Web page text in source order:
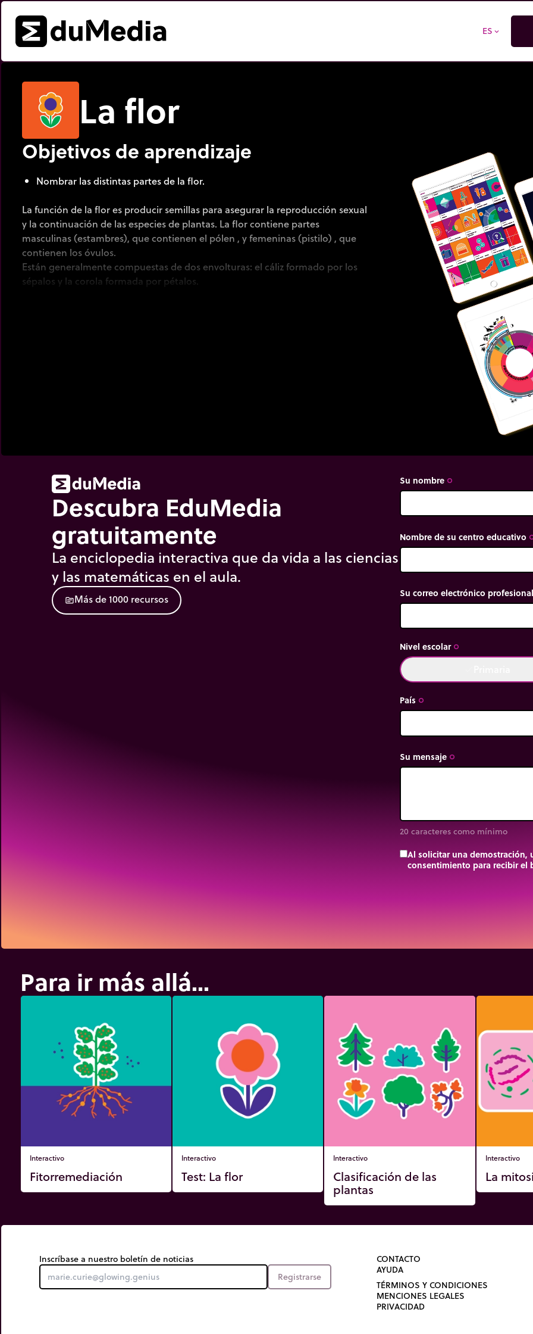
ES expand_more
La flor
Objetivos de aprendizaje
Nombrar las distintas partes de la flor.
La función de la flor es producir semillas para asegurar la reproducción sexual
y la continuación de las especies de plantas. La flor contiene partes
masculinas (estambres), que contienen el pólen , y femeninas (pistilo) , que
contienen los óvulos.
Están generalmente compuestas de dos envolturas: el cáliz formado por los
sépalos y la corola formada por pétalos.
Descubra EduMedia
gratuitamente
La enciclopedia interactiva que da vida a las ciencias
y las matemáticas en el aula.
sourceMásde1000 recursos
Su nombre trip_origin
Nombre de su centro educativo
Su correo electrónico profesional
Nivel escolar trip_origin
País trip_origin
Su mensaje trip_origin
20 caracteres como mínimo
Al solicitar una demostración,
consentimiento para recibir el
Para ir más allá...
Interactivo
Fitorremediación
Interactivo
Test: La flor
Interactivo
Clasificación de las
plantas
Interactivo
La
Inscríbase a nuestro boletín de noticias
Registrarse
CONTACTO
AYUDA
TÉRMINOS Y CONDICIONES
MENCIONES LEGALES
PRIVACIDAD